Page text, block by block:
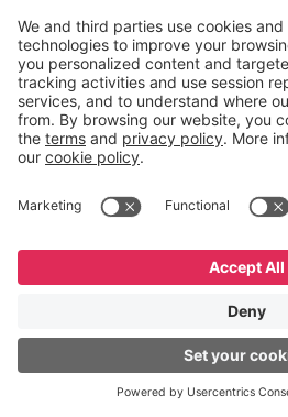
Memphis
Eduardo Ribeiro
CEO
uma solução 360°,
logística reversa.
verificar, analisar,
reintegrar